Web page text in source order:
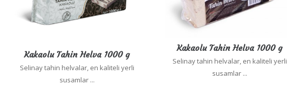
Kakaolu Tahin Helva 1000 g
Selinay tahin helvalar, en kaliteli yerli
susamlar ...
Kakaolu Tahin Helva 1000 g
Selinay tahin helvalar, en kaliteli yerli
susamlar ...